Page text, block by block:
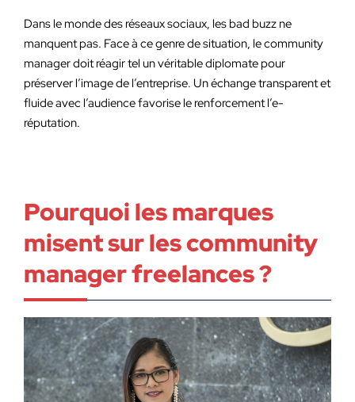
Dans le monde des réseaux sociaux, les bad buzz ne
manquent pas. Face à ce genre de situation, le community
manager doit réagir tel un véritable diplomate pour
préserver l’image de l’entreprise. Un échange transparent et
fluide avec l’audience favorise le renforcement l’e-
réputation.
Pourquoi les marques
misent sur les community
manager freelances ?